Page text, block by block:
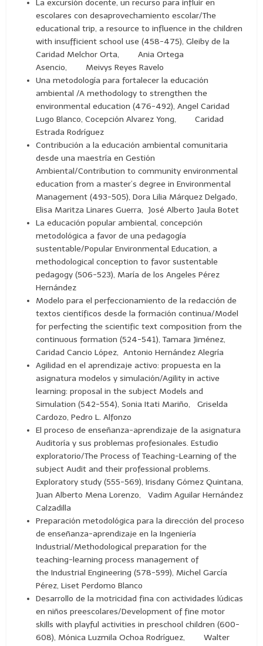
La excursión docente, un recurso para influir en
escolares con desaprovechamiento escolar/The
educational trip, a resource to influence in the children
with insufficient school use (458-475), Gleiby de la
Caridad Melchor Orta, Ania Ortega
Asencio, Meivys Reyes Ravelo
Una metodología para fortalecer la educación
ambiental /A methodology to strengthen the
environmental education (476-492), Angel Caridad
Lugo Blanco, Cocepción Alvarez Yong, Caridad
Estrada Rodríguez
Contribución a la educación ambiental comunitaria
desde una maestría en Gestión
Ambiental/Contribution to community environmental
education from a master’s degree in Environmental
Management (493-505), Dora Lilia Márquez Delgado,
Elisa Maritza Linares Guerra, José Alberto Jaula Botet
La educación popular ambiental, concepción
metodológica a favor de una pedagogía
sustentable/Popular Environmental Education, a
methodological conception to favor sustentable
pedagogy (506-523), María de los Angeles Pérez
Hernández
Modelo para el perfeccionamiento de la redacción de
textos científicos desde la formación continua/Model
for perfecting the scientific text composition from the
continuous formation (524-541), Tamara Jiménez,
Caridad Cancio López, Antonio Hernández Alegría
Agilidad en el aprendizaje activo: propuesta en la
asignatura modelos y simulación/Agility in active
learning: proposal in the subject Models and
Simulation (542-554), Sonia Itati Mariño, Griselda
Cardozo, Pedro L. Alfonzo
El proceso de enseñanza-aprendizaje de la asignatura
Auditoría y sus problemas profesionales. Estudio
exploratorio/The Process of Teaching-Learning of the
subject Audit and their professional problems.
Exploratory study (555-569), Irisdany Gómez Quintana,
Juan Alberto Mena Lorenzo, Vadim Aguilar Hernández
Calzadilla
Preparación metodológica para la dirección del proceso
de enseñanza-aprendizaje en la Ingeniería
Industrial/Methodological preparation for the
teaching-learning process management of
the Industrial Engineering (578-599), Michel García
Pérez, Liset Perdomo Blanco
Desarrollo de la motricidad fina con actividades lúdicas
en niños preescolares/Development of fine motor
skills with playful activities in preschool children (600-
608), Mónica Luzmila Ochoa Rodríguez, Walter